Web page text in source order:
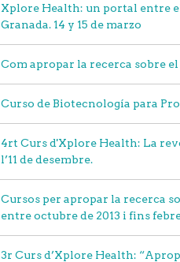
Xplore Health: un portal entre
Granada. 14 y 15 de marzo
Com apropar la recerca sobre
Curso de Biotecnología para
4rt Curs d'Xplore Health: La
l’11 de desembre.
Cursos per apropar la recerca
entre octubre de 2013 i fins
3r Curs d’Xplore Health: